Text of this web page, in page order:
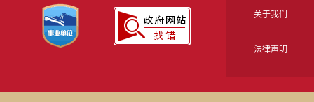
关于我们
法律声明